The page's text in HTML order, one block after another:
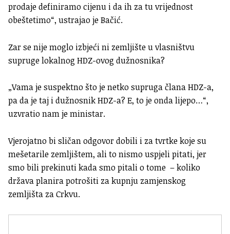
prodaje definiramo cijenu i da ih za tu vrijednost
obeštetimo“, ustrajao je Bačić.
Zar se nije moglo izbjeći ni zemljište u vlasništvu
supruge lokalnog HDZ-ovog dužnosnika?
„Vama je suspektno što je netko supruga člana HDZ-a,
pa da je taj i dužnosnik HDZ-a? E, to je onda lijepo…“,
uzvratio nam je ministar.
Vjerojatno bi sličan odgovor dobili i za tvrtke koje su
mešetarile zemljištem, ali to nismo uspjeli pitati, jer
smo bili prekinuti kada smo pitali o tome – koliko
država planira potrošiti za kupnju zamjenskog
zemljišta za Crkvu.